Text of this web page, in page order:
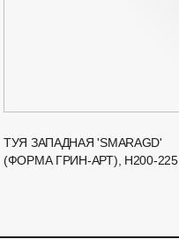
ТУЯ ЗАПАДНАЯ 'SMARAGD'
(ФОРМА ГРИН-АРТ), H200-225